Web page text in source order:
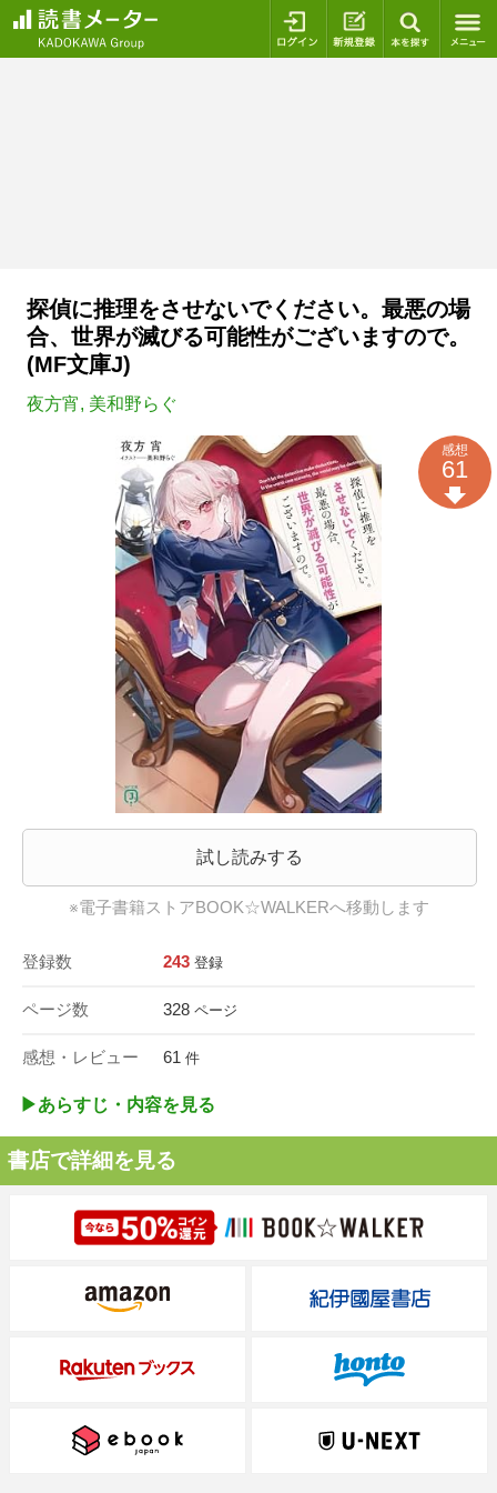
ログイン 新規登録
探偵に推理をさせないでください。最悪の場
合、世界が滅びる可能性がございますので。
(MF文庫J)
夜方宵, 美和野らぐ
試し読みする
※電子書籍ストアBOOK☆WALKERへ移動します
登録数 243 登録
ページ数 328 ページ
感想・レビュー 61 件
感想
61
▶︎あらすじ・内容を見る
書店で詳細を見る